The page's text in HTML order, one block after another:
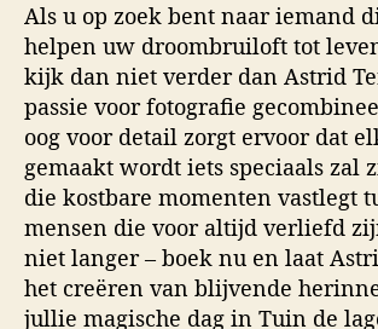
Als u op zoek bent naar iemand
helpen uw droombruiloft tot
kijk dan niet verder dan Astrid
passie voor fotografie
oog voor detail zorgt ervoor dat
gemaakt wordt iets speciaals zal
die kostbare momenten vastlegt
mensen die voor altijd verliefd
niet langer – boek nu en laat
het creëren van blijvende
jullie magische dag in Tuin de